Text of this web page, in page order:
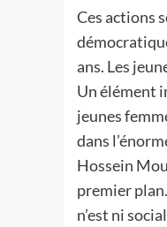
Ces actions
ans. Les
Un élément
jeunes
dans
Hossein
premier
n’est ni